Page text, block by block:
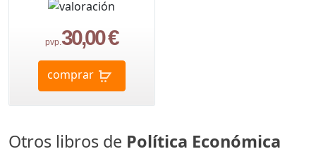
pvp.30,00 €
comprar
Otros libros de Política Económica